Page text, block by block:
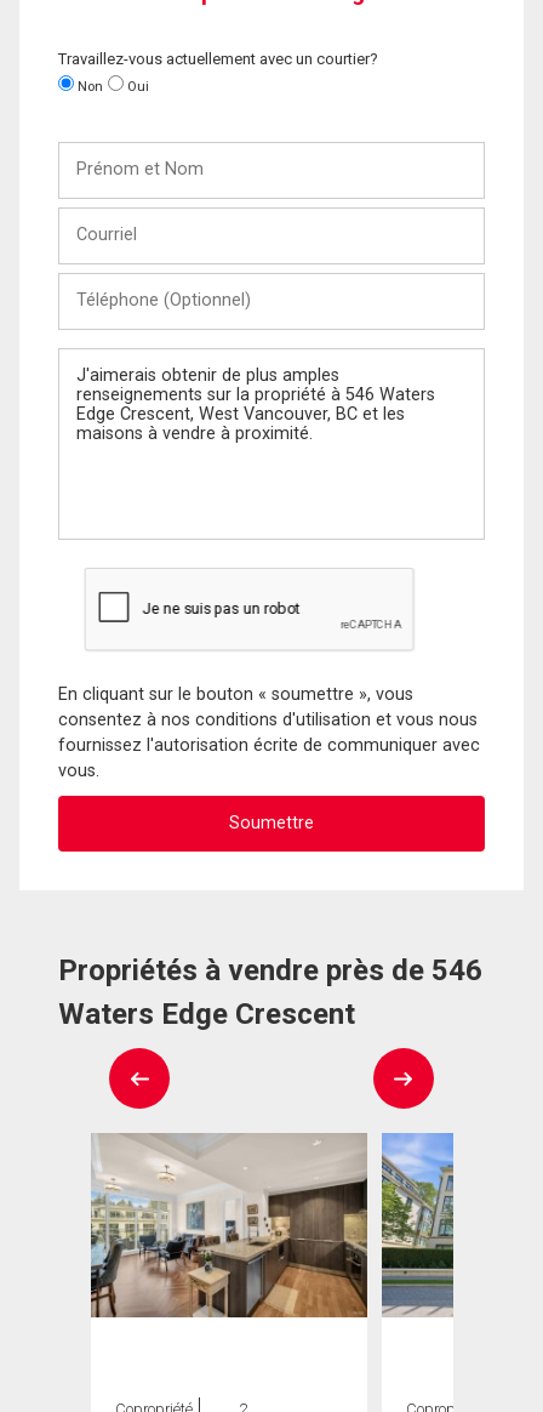
Travaillez-vous actuellement avec un courtier?
Non Oui
Nom
(Optionnel)
Message
En cliquant sur le bouton « soumettre », vous
consentez à nos conditions d'utilisation et vous nous
fournissez l'autorisation écrite de communiquer avec
vous.
Propriétés à vendre près de 546
Waters Edge Crescent